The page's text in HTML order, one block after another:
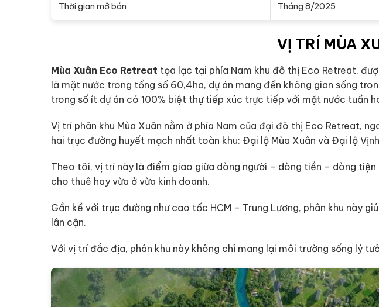
Thời gian mở bán Tháng 8/2025
VỊ TRÍ MÙA
Mùa Xuân Eco Retreat tọa lạc tại phía Nam khu đô thị Eco Retreat,
là mặt nước trong tổng số 60,4ha, dự án mang đến không gian sống
trong số ít dự án có 100% biệt thự tiếp xúc trực tiếp với mặt nước tuần
Vị trí phân khu Mùa Xuân nằm ở phía Nam của đại đô thị Eco Retreat,
hai trục đường huyết mạch nhất toàn khu: Đại lộ Mùa Xuân và Đại lộ
Theo tôi, vị trí này là điểm giao giữa dòng người – dòng tiền – dòng
cho thuê hay vừa ở vừa kinh doanh.
Gần kề với trục đường như cao tốc HCM – Trung Lương, phân khu này
lân cận.
Với vị trí đắc địa, phân khu này không chỉ mang lại môi trường sống lý